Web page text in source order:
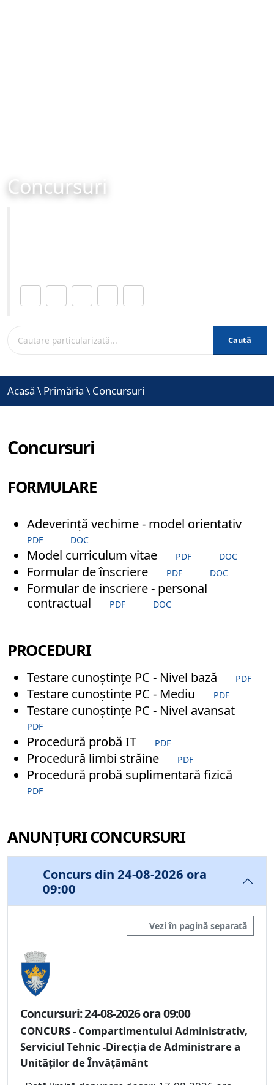
Concursuri
Caută
Acasă \ Primăria \ Concursuri
Concursuri
FORMULARE
Adeverință vechime - model orientativ
PDF DOC
Model curriculum vitae PDF DOC
Formular de înscriere PDF DOC
Formular de inscriere - personal
contractual
PDF DOC
PROCEDURI
Testare cunoștințe PC - Nivel bază PDF
Testare cunoștințe PC - Mediu PDF
Testare cunoștințe PC - Nivel avansat
PDF
Procedură probă IT PDF
Procedură limbi străine PDF
Procedură probă suplimentară fizică
PDF
ANUNȚURI CONCURSURI
Concurs din 24-08-2026 ora
09:00
Vezi în pagină separată
Concursuri: 24-08-2026 ora 09:00
CONCURS - Compartimentului Administrativ,
Serviciul Tehnic -Direcția de Administrare a
Unităților de Învățământ